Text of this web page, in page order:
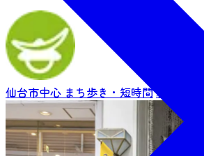
仙台市中心 まち歩き・短時間約3時間